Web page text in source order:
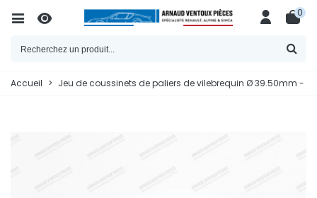
0
Accueil > Jeu de coussinets de paliers de vilebrequin Ø 39.50mm -